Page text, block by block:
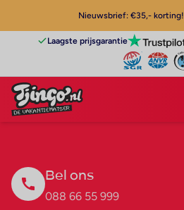
Nieuwsbrief: €35,- korting!
Laagste prijsgarantie
Bel ons
088 66 55 999